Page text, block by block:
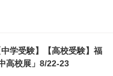
中学受験】【高校受験】福
高校展」8/22-23